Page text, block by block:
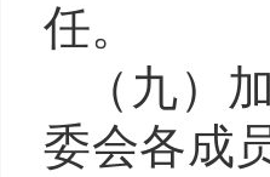
任。
（九）
委会各成